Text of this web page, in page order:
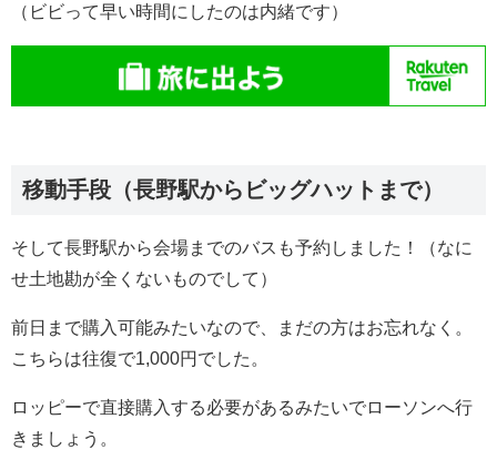
（ビビって早い時間にしたのは内緒です）
移動手段（長野駅からビッグハットまで）
そして長野駅から会場までのバスも予約しました！（なに
せ土地勘が全くないものでして）
前日まで購入可能みたいなので、まだの方はお忘れなく。
こちらは往復で1,000円でした。
ロッピーで直接購入する必要があるみたいでローソンへ行
きましょう。